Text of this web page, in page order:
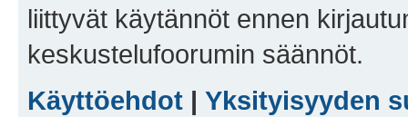
liittyvät käytännöt ennen
keskustelufoorumin säännöt.
Käyttöehdot | Yksityisyyden